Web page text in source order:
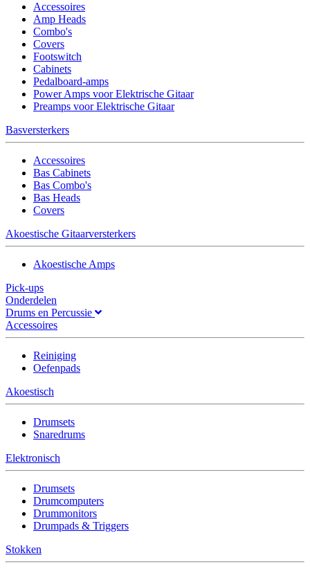
Accessoires
Amp Heads
Combo's
Covers
Footswitch
Cabinets
Pedalboard-amps
Power Amps voor Elektrische Gitaar
Preamps voor Elektrische Gitaar
Basversterkers
Accessoires
Bas Cabinets
Bas Combo's
Bas Heads
Covers
Akoestische Gitaarversterkers
Akoestische Amps
Pick-ups
Onderdelen
Drums en Percussie
Accessoires
Reiniging
Oefenpads
Akoestisch
Drumsets
Snaredrums
Elektronisch
Drumsets
Drumcomputers
Drummonitors
Drumpads & Triggers
Stokken